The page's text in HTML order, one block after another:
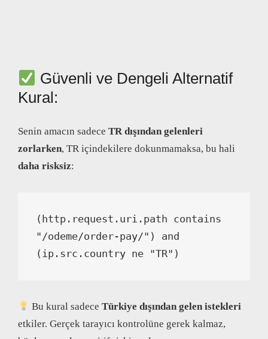
Güvenli ve Dengeli Alternatif
Kural:
Senin amacın sadece TR dışından gelenleri
zorlarken, TR içindekilere dokunmamaksa, bu hali
daha risksiz:
(http.request.uri.path contains
"/odeme/order-pay/") and
(ip.src.country ne "TR")
Bu kural sadeceTürkiye dışından gelen istekleri
etkiler. Gerçek tarayıcı kontrolüne gerek kalmaz,